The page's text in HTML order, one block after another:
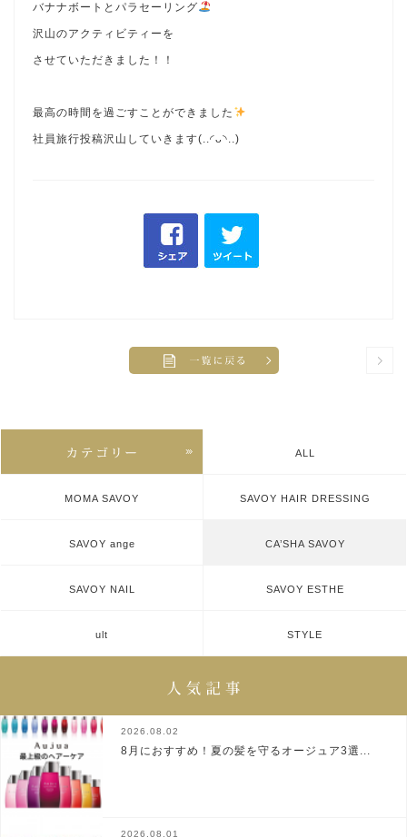
バナナボートとパラセーリング
沢山のアクティビティーを
させていただきました！！
最高の時間を過ごすことができました
社員旅行投稿沢山していきます(..◜ᴗ◝..)
ALL
MOMA SAVOY SAVOY HAIR DRESSING
SAVOY ange CA’SHA SAVOY
SAVOY NAIL SAVOY ESTHE
ult STYLE
2026.08.02
8月におすすめ！夏の髪を守るオージュア3選...
2026.08.01